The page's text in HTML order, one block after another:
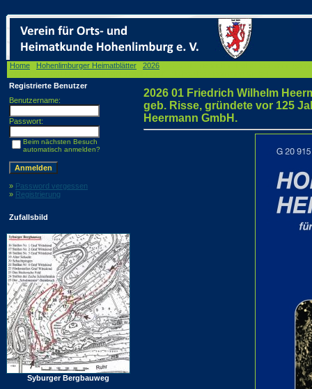
Home Hohenlimburger Heimatblätter 2026
Registrierte Benutzer
Benutzername:
Passwort:
Beim nächsten Besuch
automatisch anmelden?
» Password vergessen
» Registrierung
Zufallsbild
Syburger Bergbauweg
2026 01 Friedrich Wilhelm
geb. Risse, gründete vor 125
Heermann GmbH.